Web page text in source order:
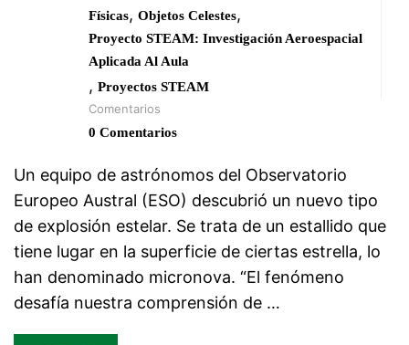
Físicas, Objetos Celestes,
Proyecto STEAM: Investigación Aeroespacial
Aplicada Al Aula
, Proyectos STEAM
Comentarios
0 Comentarios
Un equipo de astrónomos del Observatorio
Europeo Austral (ESO) descubrió un nuevo tipo
de explosión estelar. Se trata de un estallido que
tiene lugar en la superficie de ciertas estrella, lo
han denominado micronova. “El fenómeno
desafía nuestra comprensión de …